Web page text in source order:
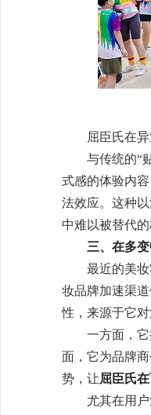
屈臣氏在
与传统的“
式感的体验内
法效应。这种
中难以被替代的
三、在多变
最近的美
妆品牌加速渠
性，来源于它
一方面，
面，它为品牌
势，让屈臣氏
尤其在用